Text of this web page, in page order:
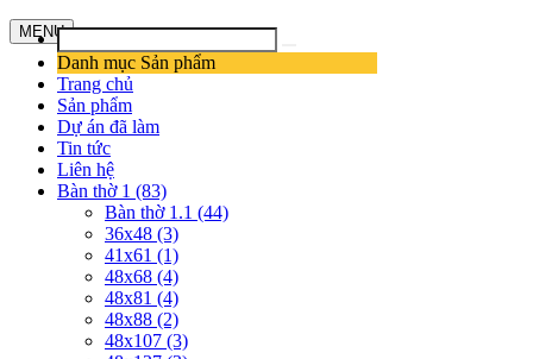
MENU
Danh mục Sản phẩm
Trang chủ
Sản phẩm
Dự án đã làm
Tin tức
Liên hệ
Bàn thờ 1 (83)
Bàn thờ 1.1 (44)
36x48 (3)
41x61 (1)
48x68 (4)
48x81 (4)
48x88 (2)
48x107 (3)